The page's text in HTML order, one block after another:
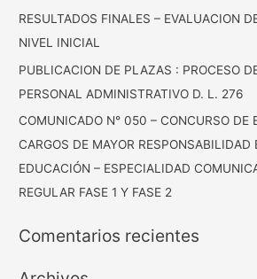
RESULTADOS FINALES – EVALUACION
NIVEL INICIAL
PUBLICACION DE PLAZAS : PROCESO
PERSONAL ADMINISTRATIVO D. L. 276
COMUNICADO N° 050 – CONCURSO DE
CARGOS DE MAYOR RESPONSABILIDAD
EDUCACIÓN – ESPECIALIDAD
REGULAR FASE 1 Y FASE 2
Comentarios recientes